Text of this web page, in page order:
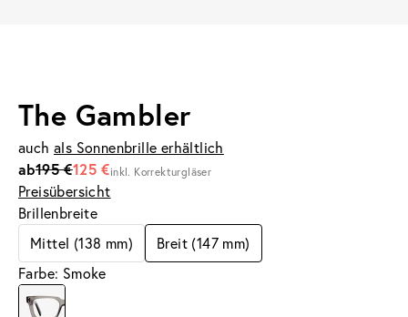
The Gambler
auch als Sonnenbrille erhältlich
ab195 €125 €inkl. Korrekturgläser
Preisübersicht
Brillenbreite
Mittel (138 mm)
Breit (147 mm)
Farbe: Smoke